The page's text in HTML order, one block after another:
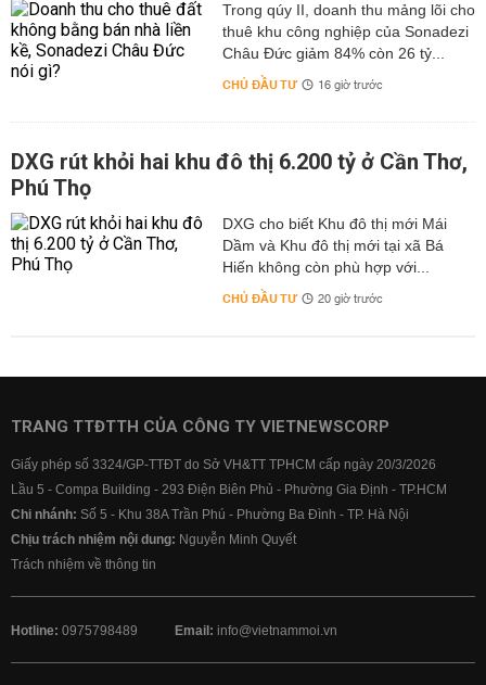
Trong qúy II, doanh thu mảng lõi cho
thuê khu công nghiệp của Sonadezi
Châu Đức giảm 84% còn 26 tỷ...
CHỦ ĐẦU TƯ 16 giờ trước
DXG rút khỏi hai khu đô thị 6.200 tỷ ở Cần Thơ,
Phú Thọ
DXG cho biết Khu đô thị mới Mái
Dầm và Khu đô thị mới tại xã Bá
Hiến không còn phù hợp với...
CHỦ ĐẦU TƯ 20 giờ trước
TRANG TTĐTTH CỦA CÔNG TY VIETNEWSCORP
Giấy phép số 3324/GP-TTĐT do Sở VH&TT TPHCM cấp ngày 20/3/2026
Lầu 5 - Compa Building - 293 Điện Biên Phủ - Phường Gia Định - TP.HCM
Chi nhánh: Số 5 - Khu 38A Trần Phú - Phường Ba Đình - TP. Hà Nội
Chịu trách nhiệm nội dung: Nguyễn Minh Quyết
Trách nhiệm về thông tin
Hotline: 0975798489 Email: info@vietnammoi.vn